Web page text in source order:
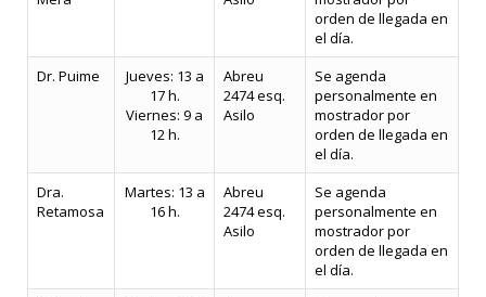
orden de llegada en
el día.
Dr. Puime
Jueves: 13 a
17 h.
Viernes: 9 a
12 h.
Abreu
2474 esq.
Asilo
Se agenda
personalmente en
mostrador por
orden de llegada en
el día.
Dra.
Retamosa
Martes: 13 a
16 h.
Abreu
2474 esq.
Asilo
Se agenda
personalmente en
mostrador por
orden de llegada en
el día.